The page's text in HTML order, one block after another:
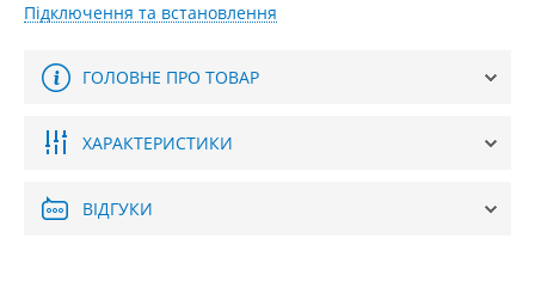
Підключення та встановлення
ГОЛОВНЕ ПРО ТОВАР
ХАРАКТЕРИСТИКИ
ВІДГУКИ